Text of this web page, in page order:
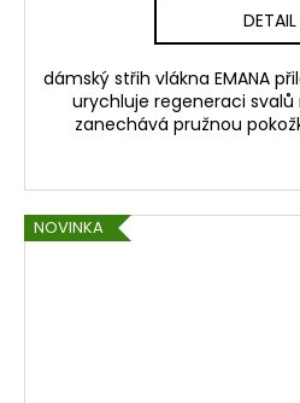
DETAIL
dámský střih vlákna EMANA
urychluje regeneraci
zanechává pružnou
NOVINKA